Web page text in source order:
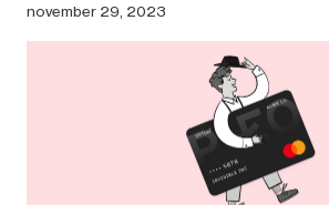
november 29, 2023